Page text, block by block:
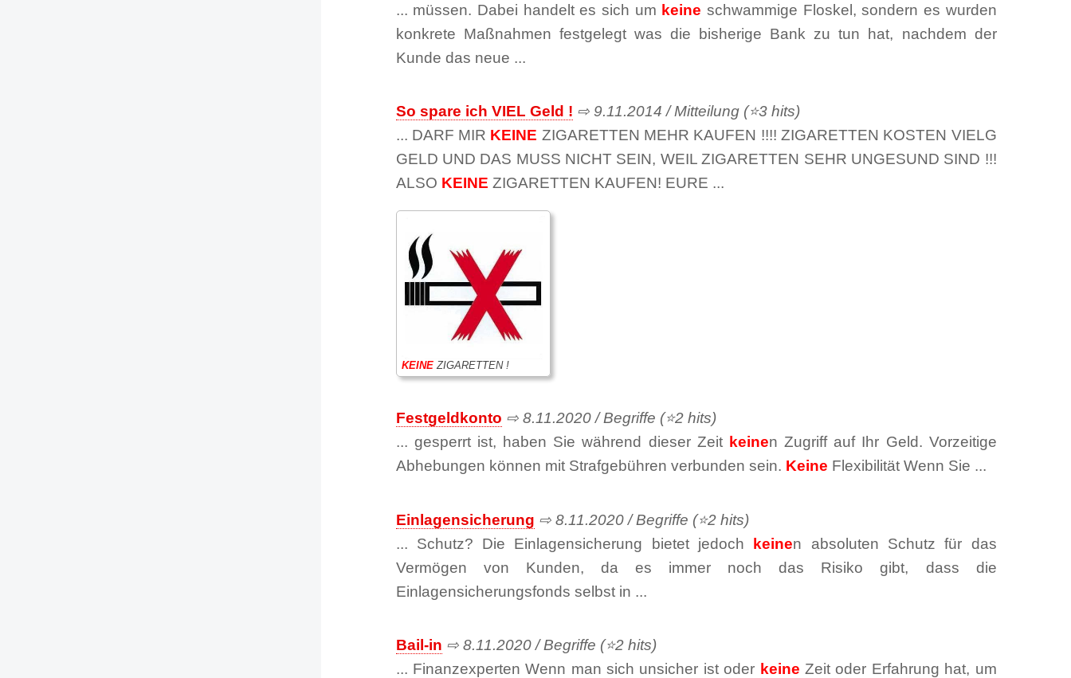
... müssen. Dabei handelt es sich um keine schwammige Floskel, sondern es wurden
konkrete Maßnahmen festgelegt was die bisherige Bank zu tun hat, nachdem der
Kunde das neue ...
So spare ich VIEL Geld ! ⇨ 9.11.2014 / Mitteilung (⭐3 hits)
... DARF MIR KEINE ZIGARETTEN MEHR KAUFEN !!!! ZIGARETTEN KOSTEN VIELG
GELD UND DAS MUSS NICHT SEIN, WEIL ZIGARETTEN SEHR UNGESUND SIND !!!
ALSO KEINE ZIGARETTEN KAUFEN! EURE ...
KEINEZIGARETTEN !
Festgeldkonto ⇨ 8.11.2020 / Begriffe (⭐2 hits)
... gesperrt ist, haben Sie während dieser Zeit keinen Zugriff auf Ihr Geld. Vorzeitige
Abhebungen können mit Strafgebühren verbunden sein. Keine Flexibilität Wenn Sie ...
Einlagensicherung ⇨ 8.11.2020 / Begriffe (⭐2 hits)
... Schutz? Die Einlagensicherung bietet jedoch keinen absoluten Schutz für das
Vermögen von Kunden, da es immer noch das Risiko gibt, dass die
Einlagensicherungsfonds selbst in ...
Bail-in ⇨ 8.11.2020 / Begriffe (⭐2 hits)
... Finanzexperten Wenn man sich unsicher ist oder keine Zeit oder Erfahrung hat, um